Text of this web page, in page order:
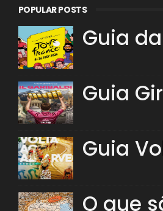
POPULAR POSTS
Guia
Guia
Guia
O que